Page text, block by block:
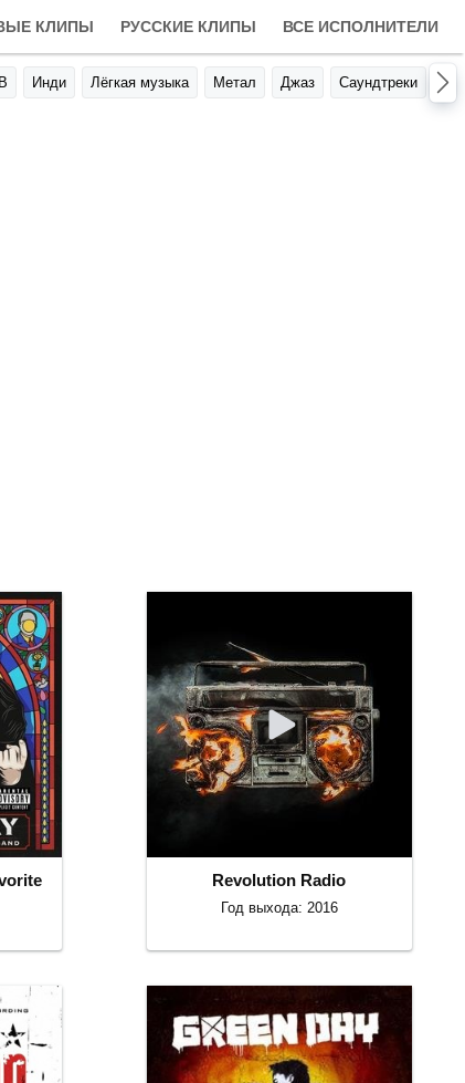
КЛИПЫ РУССКИЕ КЛИПЫ ВСЕ ИСПОЛНИТЕЛИ
Инди Лёгкая музыка Метал Джаз Саундтреки
Revolution Radio
Год выхода: 2016